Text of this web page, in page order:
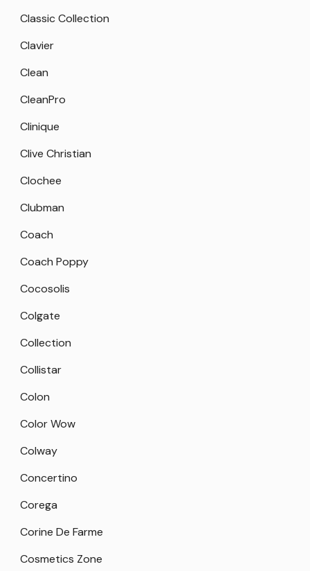
Classic Collection
Clavier
Clean
CleanPro
Clinique
Clive Christian
Clochee
Clubman
Coach
Coach Poppy
Cocosolis
Colgate
Collection
Collistar
Colon
Color Wow
Colway
Concertino
Corega
Corine De Farme
Cosmetics Zone